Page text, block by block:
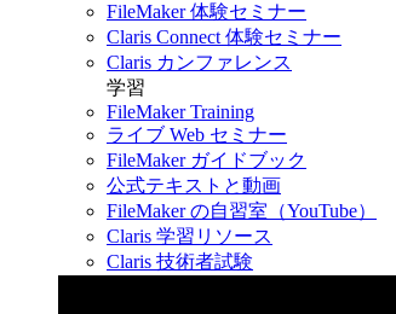
FileMaker 体験セミナー
Claris Connect 体験セミナー
Claris カンファレンス
学習
FileMaker Training
ライブ Web セミナー
FileMaker ガイドブック
公式テキストと動画
FileMaker の自習室（YouTube）
Claris 学習リソース
Claris 技術者試験